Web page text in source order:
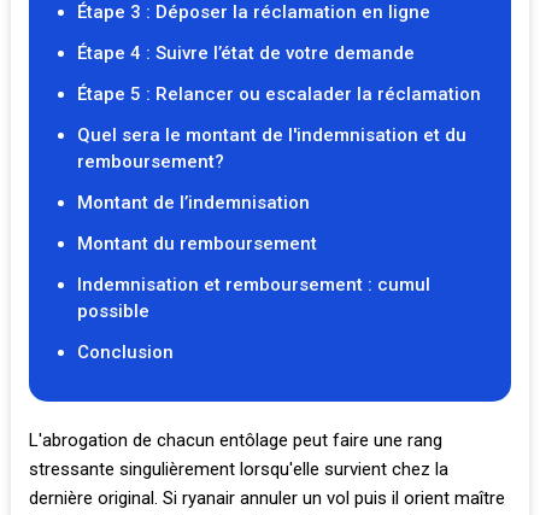
Étape 3 : Déposer la réclamation en ligne
Étape 4 : Suivre l’état de votre demande
Étape 5 : Relancer ou escalader la réclamation
Quel sera le montant de l'indemnisation et du
remboursement?
Montant de l’indemnisation
Montant du remboursement
Indemnisation et remboursement : cumul
possible
Conclusion
L'abrogation de chacun entôlage peut faire une rang
stressante singulièrement lorsqu'elle survient chez la
dernière original. Si ryanair annuler un vol puis il orient maître